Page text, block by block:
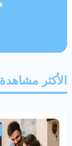
الأكثر مشاهدة